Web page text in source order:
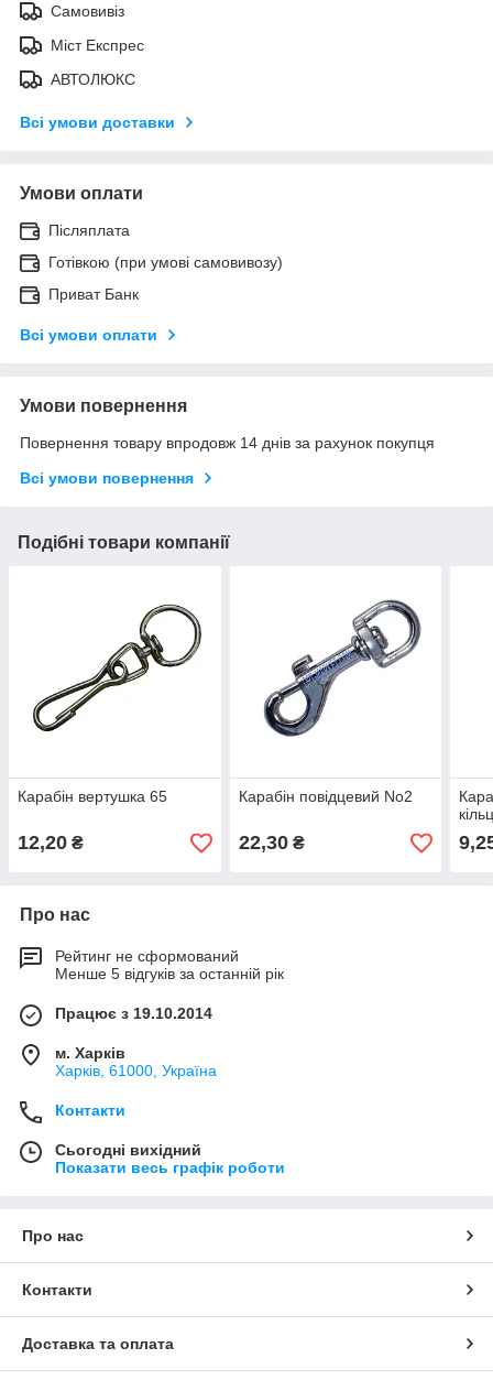
Самовивіз
Міст Експрес
АВТОЛЮКС
Всі умови доставки
Умови оплати
Післяплата
Готівкою (при умові самовивозу)
Приват Банк
Всі умови оплати
Умови повернення
Повернення товару впродовж 14 днів за рахунок покупця
Всі умови повернення
Подібні товари компанії
Карабін вертушка 65
12,20 ₴
Карабін повідцевий No2
22,30₴
Про нас
Рейтинг не сформований
Менше 5 відгуків за останній рік
Працює з 19.10.2014
м. Харків
Харків, 61000, Україна
Контакти
Сьогодні вихідний
Показати весь графік роботи
Про нас
Контакти
Доставка та оплата